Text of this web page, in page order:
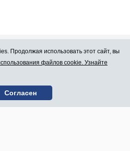
Реклама
Условия
пользования
Продолжая использовать этот сайт, вы
файлов cookie. Узнайте
Согласен